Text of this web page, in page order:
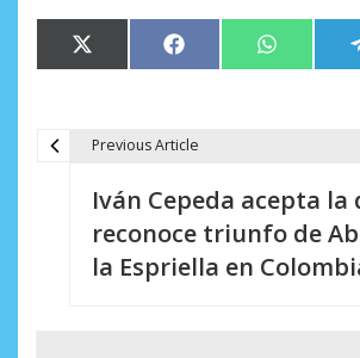
Compartir
en
X
(Twitter)
Compartir
en
Facebook Compartir
en
WhatsApp
Previous Article
Iván Cepeda acepta
reconoce triunfo de
la Espriella en